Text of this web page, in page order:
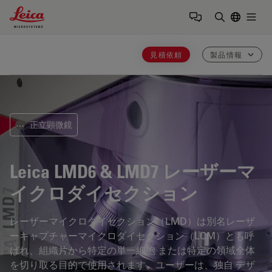
Leica Microsystems Logo
見積依頼 製品情報
⋯ 正立顕微鏡
Leica LMD6 & LMD7 レーザーマ
イクロダイセクション
レーザーマイクロダイセクション（LMD）は別名レーザ
ーキャプチャーマイクロダイセクション（LCM）とも呼
ばれ、組織片から特定の単一細胞 または特定の領域全体
を切り取る目的で使用されます。ユーザーは、独自 デザ